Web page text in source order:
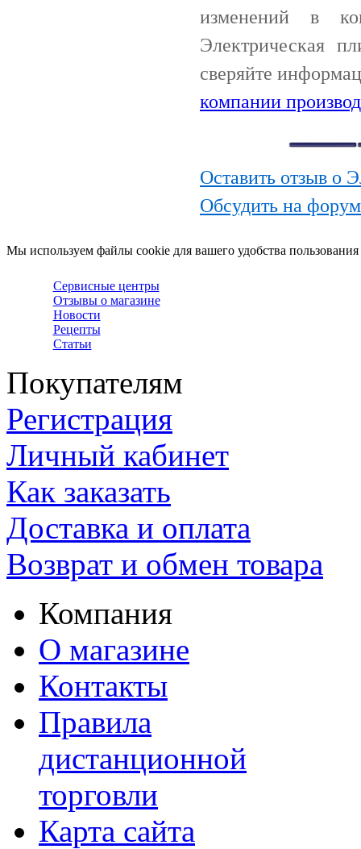
изменений в
Электрическая
сверяйте
компании
Оставить отзыв о
Обсудить на
Мы используем файлы cookie для вашего удобства
Сервисные центры
Отзывы о магазине
Новости
Рецепты
Статьи
Покупателям
Регистрация
Личный кабинет
Как заказать
Доставка и оплата
Возврат и обмен товара
Компания
О магазине
Контакты
Правила
дистанционной
торговли
Карта сайта